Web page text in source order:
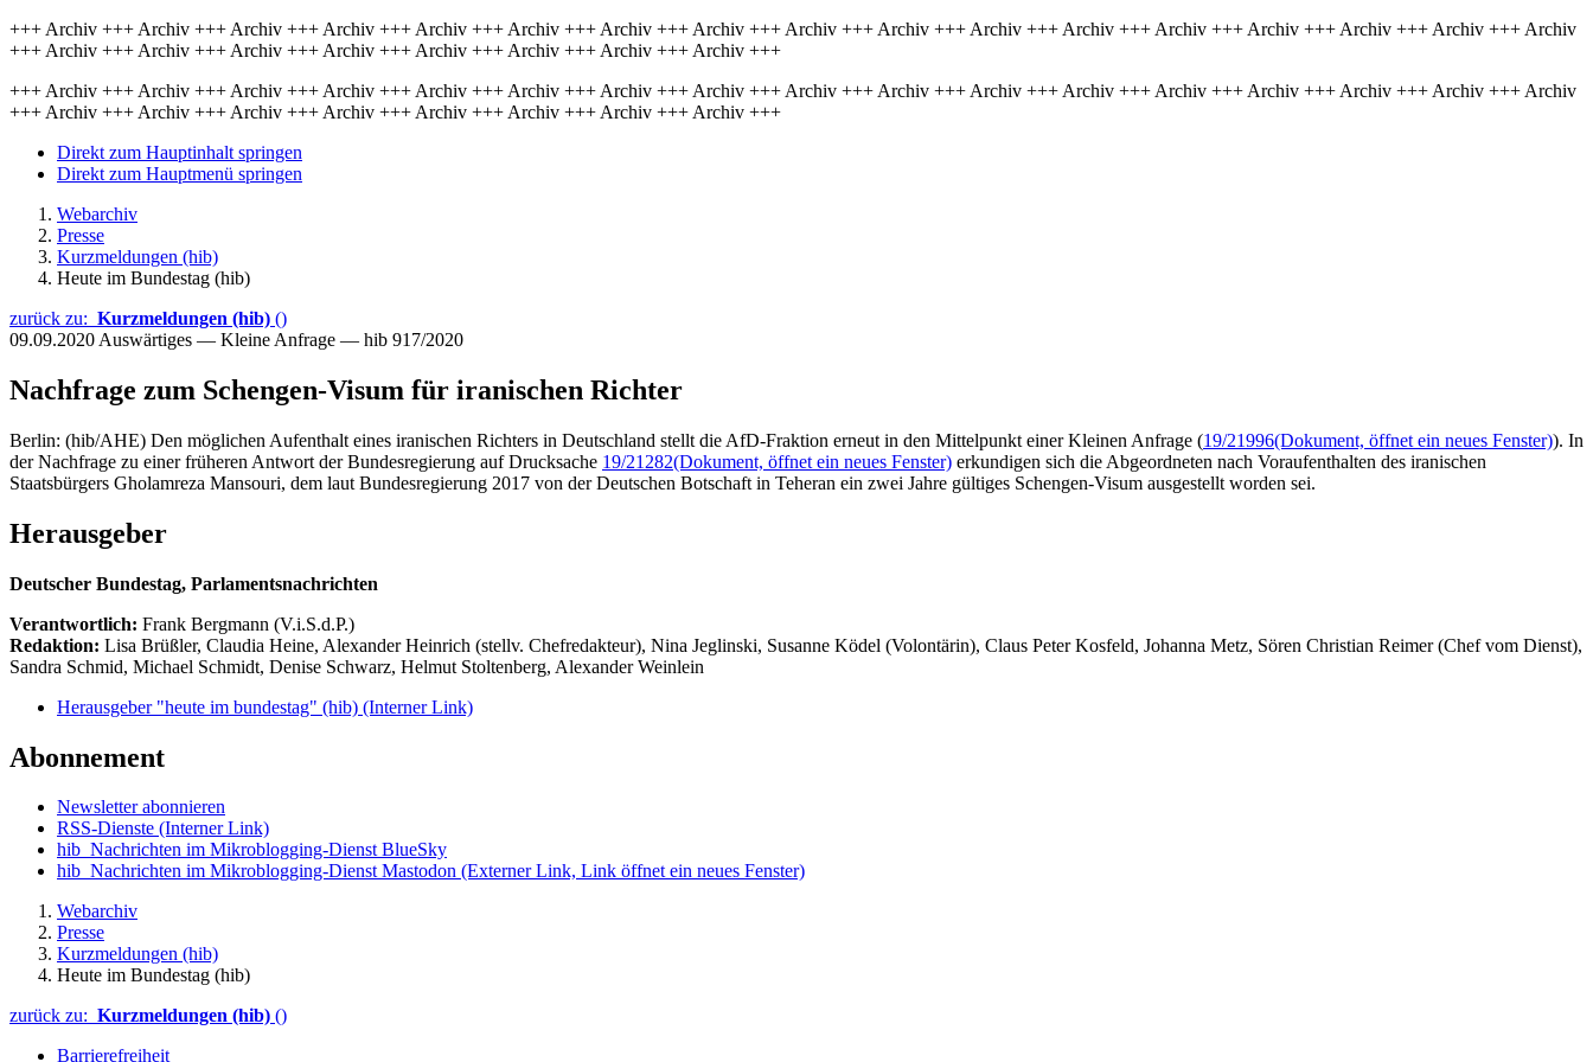
+++ Archiv +++ Archiv +++ Archiv +++ Archiv +++ Archiv +++ Archiv +++ Archiv +++ Archiv +++ Archiv +++ Archiv +++ Archiv +++ Archiv +++ Archiv +++ Archiv +++ Archiv +++ Archiv +++ Archiv
+++ Archiv +++ Archiv +++ Archiv +++ Archiv +++ Archiv +++ Archiv +++ Archiv +++ Archiv +++
+++ Archiv +++ Archiv +++ Archiv +++ Archiv +++ Archiv +++ Archiv +++ Archiv +++ Archiv +++ Archiv +++ Archiv +++ Archiv +++ Archiv +++ Archiv +++ Archiv +++ Archiv +++ Archiv +++ Archiv
+++ Archiv +++ Archiv +++ Archiv +++ Archiv +++ Archiv +++ Archiv +++ Archiv +++ Archiv +++
Direkt zum Hauptinhalt springen
Direkt zum Hauptmenü springen
Webarchiv
Presse
Kurzmeldungen (hib)
Heute im Bundestag (hib)
zurück zu: Kurzmeldungen (hib) ()
09.09.2020 Auswärtiges — Kleine Anfrage — hib 917/2020
Nachfrage zum Schengen-Visum für iranischen Richter
Berlin: (hib/AHE) Den möglichen Aufenthalt eines iranischen Richters in Deutschland stellt die AfD-Fraktion erneut in den Mittelpunkt einer Kleinen Anfrage (19/21996(Dokument, öffnet ein neues Fenster)). In
der Nachfrage zu einer früheren Antwort der Bundesregierung auf Drucksache 19/21282(Dokument, öffnet ein neues Fenster) erkundigen sich die Abgeordneten nach Voraufenthalten des iranischen
Staatsbürgers Gholamreza Mansouri, dem laut Bundesregierung 2017 von der Deutschen Botschaft in Teheran ein zwei Jahre gültiges Schengen-Visum ausgestellt worden sei.
Herausgeber
Deutscher Bundestag, Parlamentsnachrichten
Verantwortlich: Frank Bergmann (V.i.S.d.P.)
Redaktion: Lisa Brüßler, Claudia Heine, Alexander Heinrich (stellv. Chefredakteur), Nina Jeglinski, Susanne Ködel (Volontärin), Claus Peter Kosfeld, Johanna Metz, Sören Christian Reimer (Chef vom Dienst),
Sandra Schmid, Michael Schmidt, Denise Schwarz, Helmut Stoltenberg, Alexander Weinlein
Herausgeber "heute im bundestag" (hib) (Interner Link)
Abonnement
Newsletter abonnieren
RSS-Dienste (Interner Link)
hib_Nachrichten im Mikroblogging-Dienst BlueSky
hib_Nachrichten im Mikroblogging-Dienst Mastodon (Externer Link, Link öffnet ein neues Fenster)
Webarchiv
Presse
Kurzmeldungen (hib)
Heute im Bundestag (hib)
zurück zu: Kurzmeldungen (hib) ()
Barrierefreiheit